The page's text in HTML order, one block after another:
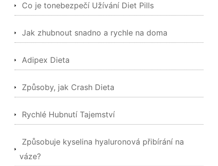
Co je tonebezpečí Užívání Diet Pills
Jak zhubnout snadno a rychle na doma
Adipex Dieta
Způsoby, jak Crash Dieta
Rychlé Hubnutí Tajemství
Způsobuje kyselina hyaluronová přibírání na
váze?